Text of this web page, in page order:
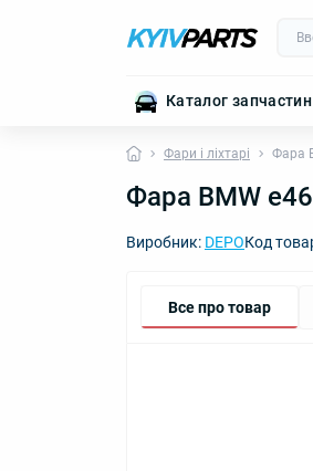
Каталог запчастин
Фари і ліхтарі Фара
Фара BMW
Виробник: DEPOКод
Все про товар